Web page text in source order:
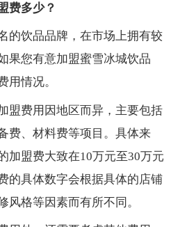
费多少？
的饮品品牌，在市场上拥有较
果您有意加盟蜜雪冰城饮品
用情况。
盟费用因地区而异，主要包括
费、材料费等项目。具体来
加盟费大致在10万元至30万元
的具体数字会根据具体的店铺
风格等因素而有所不同。